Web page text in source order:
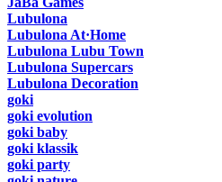
Lubulona
Lubulona At·Home
Lubulona Lubu Town
Lubulona Supercars
Lubulona Decoration
goki
goki evolution
goki baby
goki klassik
goki party